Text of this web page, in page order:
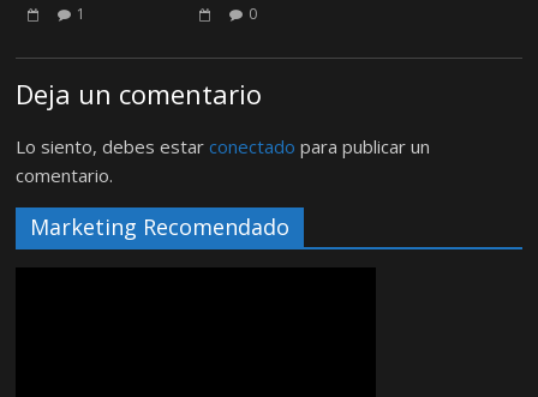
1 0
Deja un comentario
Lo siento, debes estarconectado para publicar un
comentario.
Marketing Recomendado